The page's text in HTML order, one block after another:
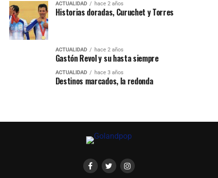
ACTUALIDAD hace 2 años
Historias doradas, Curuchet y Torres
ACTUALIDAD hace 2 años
Gastón Revol y su hasta siempre
ACTUALIDAD hace 3 años
Destinos marcados, la redonda